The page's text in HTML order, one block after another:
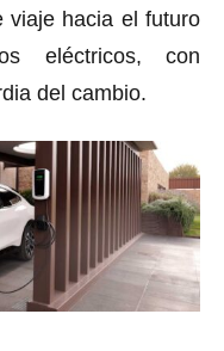
viaje hacia el futuro
eléctricos, con
del cambio.